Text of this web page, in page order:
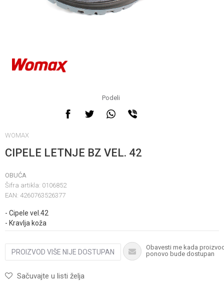
Podeli
WOMAX
CIPELE LETNJE BZ VEL. 42
OBUĆA
Šifra artikla: 0106852
EAN: 4260763526377
- Cipele vel.42
- Kravlja koža
proizvod bude dostupan
PROIZVOD VIŠE NIJE DOSTUPAN
Obavesti me kada
ponovo bude dostupan
Sačuvajte u listi želja